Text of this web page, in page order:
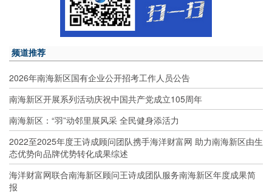
频道推荐
2026年南海新区国有企业公开招考工作人员公告
南海新区开展系列活动庆祝中国共产党成立105周年
南海新区：“羽”动邻里展风采 全民健身添活力
2022至2025年度王诗成顾问团队携手海洋财富网 助力南海新区由生
态优势向品牌优势转化成果综述
海洋财富网联合南海新区顾问王诗成团队服务南海新区年度成果简
报